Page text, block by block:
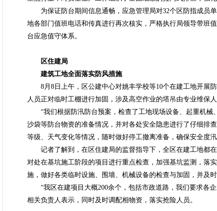
为保证防台期间信息通畅，应急管理局对32个区防指成员
地各部门值班电话和传真进行再次核实，严格执行局领导带班
台应急值守体系。
区住建局
建筑工地全面落实防风措施
8月8日上午，区公建中心对姚丰学校等10个在建工地开展
人员正对临时工棚进行加固，涉及高空作业的塔吊由专业维保
“我们根据防汛防台预案，检查了工地现场设备、起重机械
沙袋等防台物资的准备情况，并对各处安全隐患进行了仔细排
等级、天气变化等情况，随时做好停工撤离准备，确保安全度
记者了解到，在区住建局的监督指导下，全区在建工地都
对处在基坑施工阶段的项目进行重点检查，加强基坑监测，落
施，做好各类临时设施、围墙、机械设备的检查与加固，并及
“我区在建项目大概200余个，包括市政道路，我们要求各
相关负责人表示，同时及时调配相物资，落实抢险人员。